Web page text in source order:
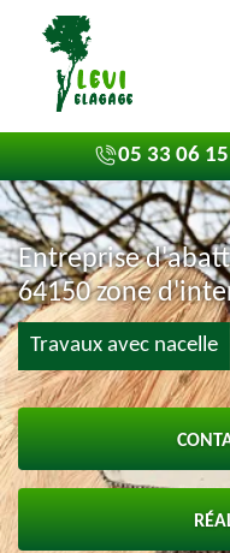
05 33 06
Entreprise
64150 zone
Travaux avec nacelle